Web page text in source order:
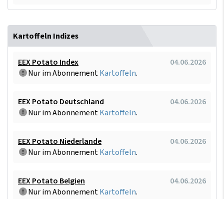
Kartoffeln Indizes
EEX Potato Index
04.06.2026
Nur im AbonnementKartoffeln.
EEX Potato Deutschland
04.06.2026
Nur im AbonnementKartoffeln.
EEX Potato Niederlande
04.06.2026
Nur im AbonnementKartoffeln.
EEX Potato Belgien
04.06.2026
Nur im AbonnementKartoffeln.